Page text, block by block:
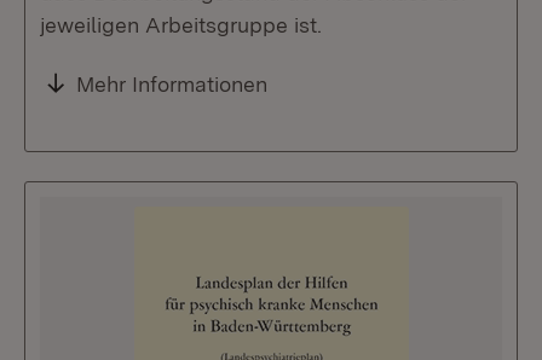
jeweiligen Arbeitsgruppe ist.
Mehr Informationen